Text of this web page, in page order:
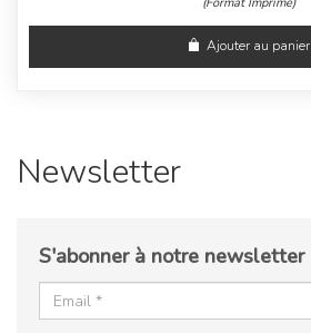
Ajouter au panier
Newsletter
S'abonner à notre newsletter